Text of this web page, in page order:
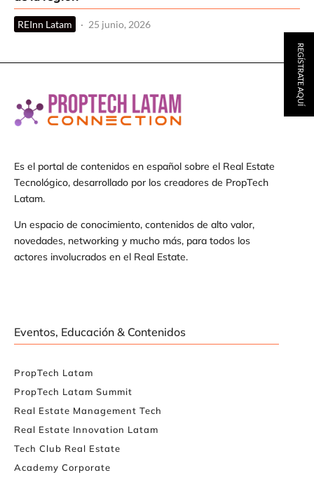
REInn Latam · 25 junio, 2026
Es el portal de contenidos en español sobre el Real Estate
Tecnológico, desarrollado por los creadores de PropTech
Latam.
Un espacio de conocimiento, contenidos de alto valor,
novedades, networking y mucho más, para todos los
actores involucrados en el Real Estate.
Eventos, Educación & Contenidos
PropTech Latam
PropTech Latam Summit
Real Estate Management Tech
Real Estate Innovation Latam
Tech Club Real Estate
Academy Corporate
REGÍSTRATE AQUÍ